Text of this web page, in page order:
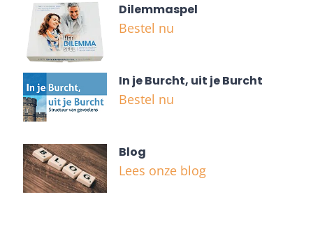
Dilemmaspel
Bestel nu
In je Burcht, uit je Burcht
Bestel nu
Blog
Lees onze blog